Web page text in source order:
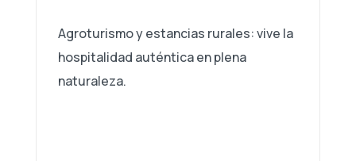
Agroturismo y estancias rurales: vive la
hospitalidad auténtica en plena
naturaleza.